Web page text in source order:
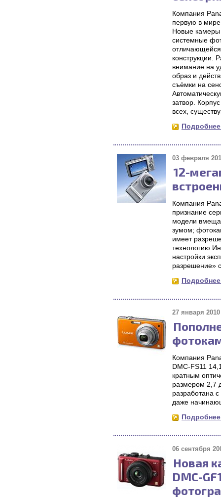
Компания
первую в
Новые
системные
отличающейся
конструкции.
внимание на
образ и
съёмки на
затвор.
всех,
03 февраля
12-
Компания
признание
модели
зумом;
имеет
технологию
настройки
разрешение»
27 января 2010
Компания
DMC-FS11
кратным
размером 2,7
разработана
даже
06 сентября
Новая
DMC-